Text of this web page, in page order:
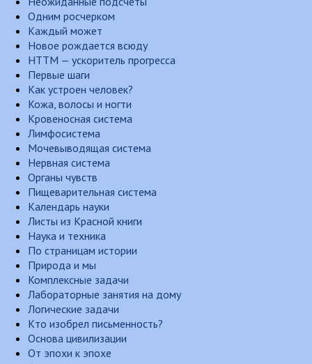
Одним росчерком
Каждый может
Новое рождается всюду
НТТМ — ускоритель прогресса
Первые шаги
Как устроен человек?
Кожа, волосы и ногти
Кровеносная система
Лимфосистема
Мочевыводящая система
Нервная система
Органы чувств
Пищеварительная система
Календарь науки
Листы из Красной книги
Наука и техника
По страницам истории
Природа и мы
Комплексные задачи
Лабораторные занятия на дому
Логические задачи
Кто изобрел письменность?
Основа цивилизации
От эпохи к эпохе